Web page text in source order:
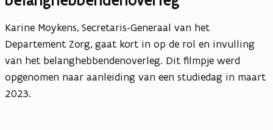
Karine Moykens, Secretaris-Generaal van het
Departement Zorg, gaat kort in op de rol en invulling
van het belanghebbendenoverleg. Dit filmpje werd
opgenomen naar aanleiding van een studiedag in maart
2023.